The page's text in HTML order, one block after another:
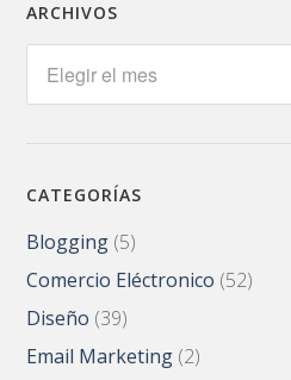
ARCHIVOS
CATEGORÍAS
Blogging (5)
Comercio Eléctronico (52)
Diseño (39)
Email Marketing (2)